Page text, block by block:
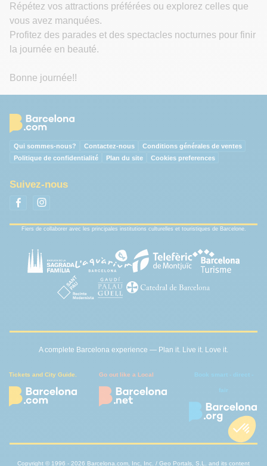
Répétez vos attractions préférées ou explorez celles que
vous avez manquées.
Profitez des parades et des spectacles nocturnes pour finir
la journée en beauté.
Bonne journée!!
Qui sommes-nous? Contactez-nous
Conditions générales de ventes
Politique de confidentialité
Plan du site Cookies preferences
Suivez-nous
Fiers de collaborer avec les principales institutions culturelles et touristiques de Barcelone.
A complete Barcelona experience — Plan it. Live it. Love it.
Tickets and City Guide. Go out like a Local Book smart - direct -
fair
Copyright © 1996 - 2026 Barcelona.com, Inc, Inc. / Geo Portals, S.L. and its content